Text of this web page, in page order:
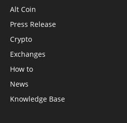
Alt Coin
Press Release
Crypto
Exchanges
How to
News
Knowledge Base